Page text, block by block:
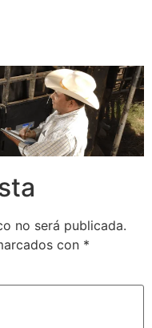
no será publicada.
con *